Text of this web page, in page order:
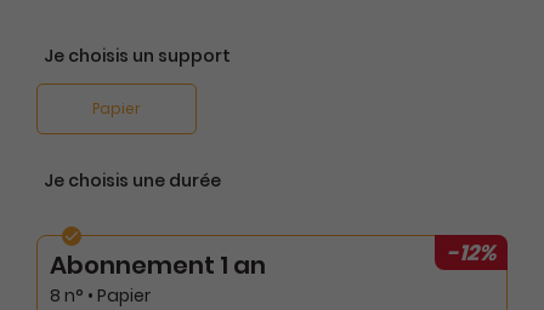
Je choisis un support
Papier
Je choisis une durée
-12%
Abonnement 1 an
8 n° • Papier